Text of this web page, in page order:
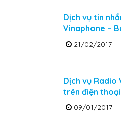
Dịch vụ tin
Vinaphone –
21/02/2017
Dịch vụ Radio
trên điện
09/01/2017